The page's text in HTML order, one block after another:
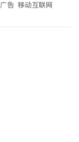
广告 移动互联网